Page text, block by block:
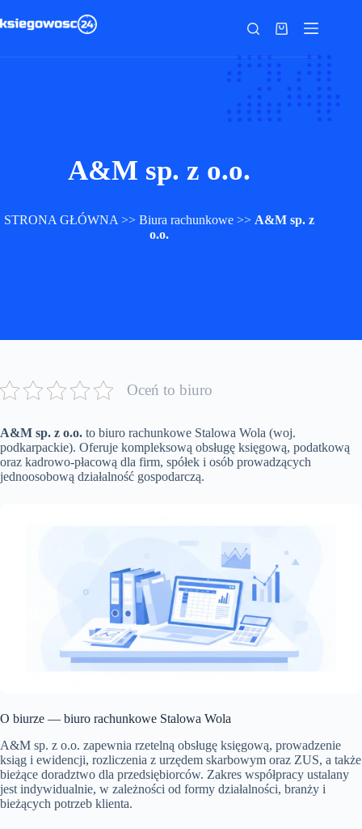
do
Koszyk
A&M sp. z o.o.
STRONA GŁÓWNA >>Biura rachunkowe >> A&M sp. z
o.o.
Oceń to biuro
A&M sp. z o.o. to biuro rachunkowe Stalowa Wola (woj.
podkarpackie). Oferuje kompleksową obsługę księgową, podatkową
oraz kadrowo-płacową dla firm, spółek i osób prowadzących
jednoosobową działalność gospodarczą.
O biurze — biuro rachunkowe Stalowa Wola
A&M sp. z o.o. zapewnia rzetelną obsługę księgową, prowadzenie
ksiąg i ewidencji, rozliczenia z urzędem skarbowym oraz ZUS, a także
bieżące doradztwo dla przedsiębiorców. Zakres współpracy ustalany
jest indywidualnie, w zależności od formy działalności, branży i
bieżących potrzeb klienta.